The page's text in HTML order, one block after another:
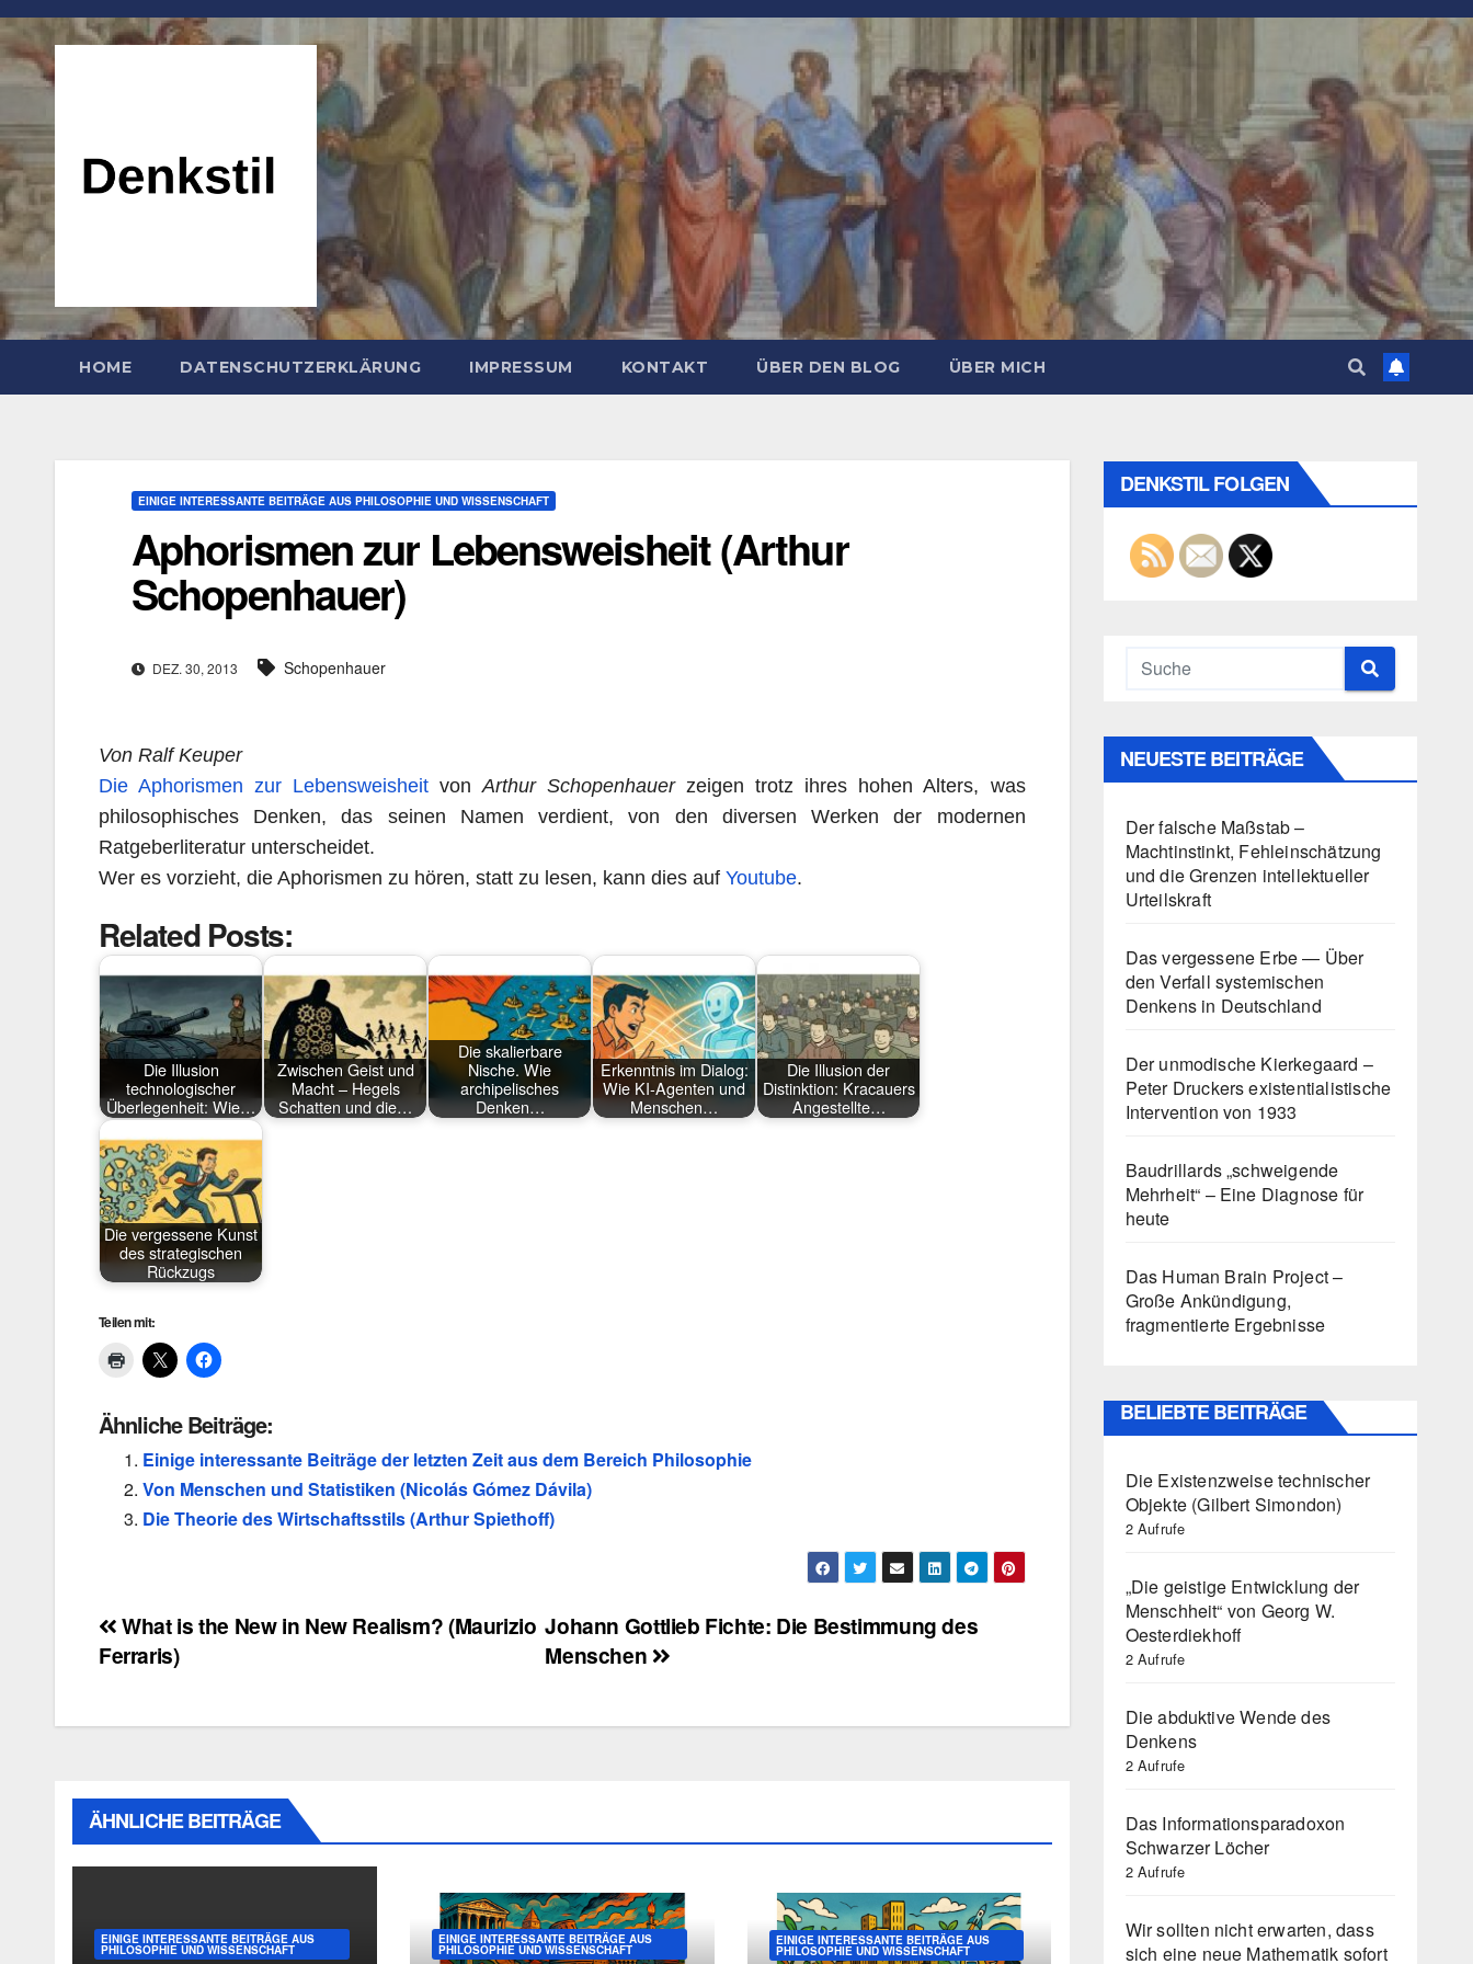
Zum
Inhalt
springen
HOME DATENSCHUTZERKLÄRUNG IMPRESSUM KONTAKT ÜBER DEN BLOG ÜBER MICH
EINIGE INTERESSANTE BEITRÄGE AUS PHILOSOPHIE UND WISSENSCHAFT
Aphorismen zur Lebensweisheit (Arthur
Schopenhauer)
DEZ. 30, 2013 Schopenhauer
Von Ralf Keuper
Die Aphorismen zur Lebensweisheit vonArthur Schopenhauerzeigen trotz ihres hohen Alters, was
philosophisches Denken, das seinen Namen verdient, von den diversen Werken der modernen
Ratgeberliteratur unterscheidet.
Wer es vorzieht, die Aphorismen zu hören, statt zu lesen, kann dies auf Youtube.
Related Posts:
Die Illusion
technologischer
Überlegenheit: Wie…
Zwischen Geist und
Macht – Hegels
Schatten und die…
Die skalierbare
Nische. Wie
archipelisches
Denken…
Erkenntnis im Dialog:
Wie KI-Agenten und
Menschen…
Die Illusion der
Distinktion: Kracauers
Angestellte…
Die vergessene Kunst
des strategischen
Rückzugs
Teilen mit:
Ähnliche Beiträge:
Einige interessante Beiträge der letzten Zeit aus dem Bereich Philosophie
Von Menschen und Statistiken (Nicolás Gómez Dávila)
Die Theorie des Wirtschaftsstils (Arthur Spiethoff)
Beitragsnavigation
Johann Gottlieb Fichte: Die Bestimmung des
Menschen
What is the New in New Realism? (Maurizio
Ferraris)
ÄHNLICHE BEITRÄGE
EINIGE INTERESSANTE BEITRÄGE AUS
PHILOSOPHIE UND WISSENSCHAFT
EINIGE INTERESSANTE BEITRÄGE AUS
PHILOSOPHIE UND WISSENSCHAFT
EINIGE INTERESSANTE BEITRÄGE AUS
PHILOSOPHIE UND WISSENSCHAFT
DENKSTIL FOLGEN
NEUESTE BEITRÄGE
Der falsche Maßstab –
Machtinstinkt, Fehleinschätzung
und die Grenzen intellektueller
Urteilskraft
Das vergessene Erbe — Über
den Verfall systemischen
Denkens in Deutschland
Der unmodische Kierkegaard –
Peter Druckers existentialistische
Intervention von 1933
Baudrillards „schweigende
Mehrheit“ – Eine Diagnose für
heute
Das Human Brain Project –
Große Ankündigung,
fragmentierte Ergebnisse
BELIEBTE BEITRÄGE
Die Existenzweise technischer
Objekte (Gilbert Simondon)
2 Aufrufe
„Die geistige Entwicklung der
Menschheit“ von Georg W.
Oesterdiekhoff
2 Aufrufe
Die abduktive Wende des
Denkens
2 Aufrufe
Das Informationsparadoxon
Schwarzer Löcher
2 Aufrufe
Wir sollten nicht erwarten, dass
sich eine neue Mathematik sofort